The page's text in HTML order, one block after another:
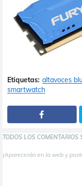
Etiquetas: altavoces
smartwatch
TODOS LOS COMENTARIOS
(Aparecerán en la web y